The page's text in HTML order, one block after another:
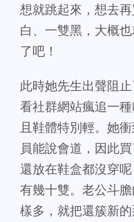
想就跳起來，想去
白、一雙黑，大概
了吧！
此時她先生出聲阻
看社群網站瘋追一
且鞋體特別輕。她
員能說會道，因此
還放在鞋盒都沒穿
有幾十雙。老公斗
樣多，就把還簇新